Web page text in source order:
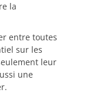
la
entre toutes
sur les
leur
une